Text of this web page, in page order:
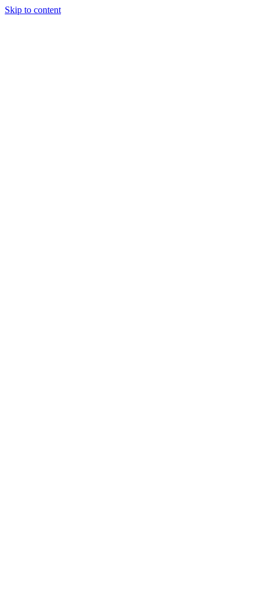
Skip to content